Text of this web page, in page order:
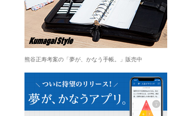
熊谷正寿考案の「夢が、かなう手帳。」販売中